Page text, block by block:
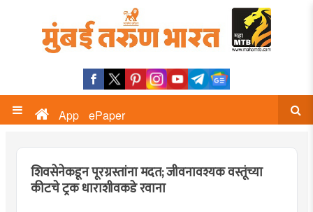
App ePaper
शिवसेनेकडून पूरग्रस्तांना मदत; जीवनावश्यक वस्तूंच्या
कीटचे ट्रक धाराशीवकडे रवाना